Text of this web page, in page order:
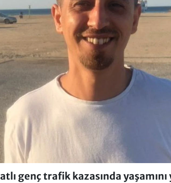
genç trafik kazasında